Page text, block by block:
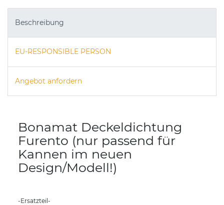
Beschreibung
EU-RESPONSIBLE PERSON
Angebot anfordern
Bonamat Deckeldichtung
Furento (nur passend für
Kannen im neuen
Design/Modell!)
-Ersatzteil-